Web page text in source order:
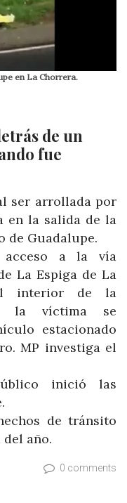
en La Chorrera.
de un
fue
ser arrollada por
en la salida de la
de Guadalupe.
a la vía
La Espiga de La
interior de la
la víctima se
estacionado
MP investiga el
inició las
de tránsito
año.
0 comments